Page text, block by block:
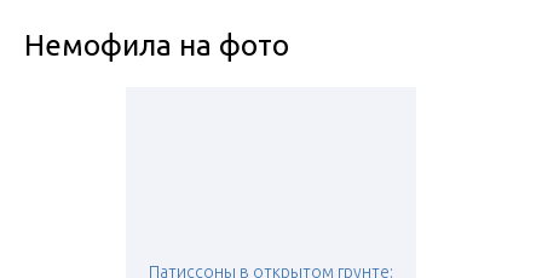
Немофила на фото
Патиссоны в открытом грунте: